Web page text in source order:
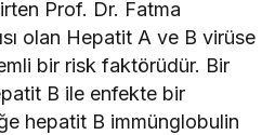
Prof. Dr. Fatma
olan Hepatit A ve B virüse
bir risk faktörüdür. Bir
B ile enfekte bir
hepatit B immünglobulin